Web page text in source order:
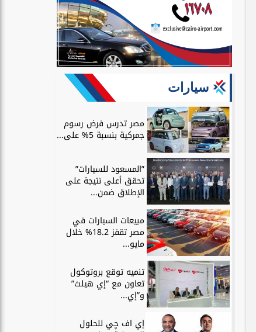
سيارات
مصر تدرس فرض رسوم
جمركية بنسبة 5% على...
”المسعود للسيارات”
تحقق أعلى نتيجة على
الإطلاق ضمن...
مبيعات السيارات في
مصر تقفز 18.2% خلال
مايو...
تنميه توقع بروتوكول
تعاون مع “إي هيلث”
و”إي...
إي اف چي للحلول